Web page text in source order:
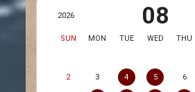
2026 08
SUN MON TUE WED THU
2 3 4 5 6